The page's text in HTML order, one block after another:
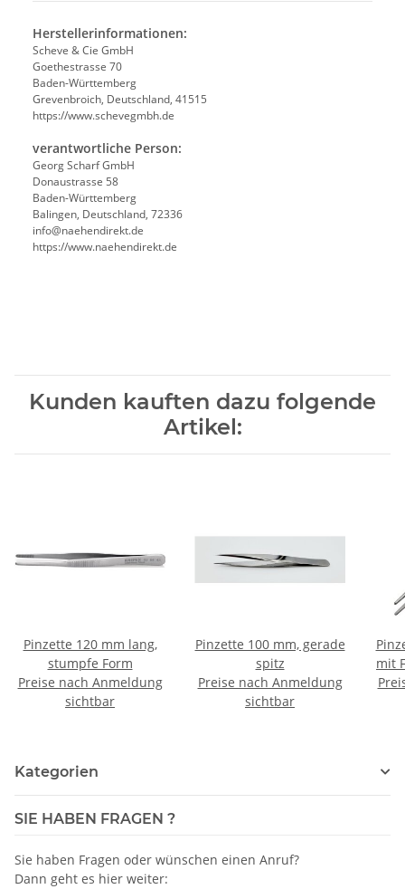
Herstellerinformationen:
Scheve & Cie GmbH
Goethestrasse 70
Baden-Württemberg
Grevenbroich, Deutschland, 41515
https://www.schevegmbh.de
verantwortliche Person:
Georg Scharf GmbH
Donaustrasse 58
Baden-Württemberg
Balingen, Deutschland, 72336
info@naehendirekt.de
https://www.naehendirekt.de
Kunden kauften dazu folgende
Artikel:
Pinzette 120 mm lang,
stumpfe Form
Preise nach Anmeldung
sichtbar
Pinzette 100 mm, gerade
spitz
Preise nach Anmeldung
sichtbar
mit
Kategorien
SIE HABEN FRAGEN ?
Sie haben Fragen oder wünschen einen Anruf?
Dann geht es hier weiter: